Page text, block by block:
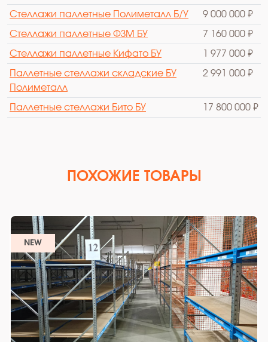
Стеллажи паллетные Полиметалл Б/У 9 000 000 ₽
Стеллажи паллетные ФЗМ БУ 7 160 000 ₽
Стеллажи паллетные Кифато БУ 1 977 000 ₽
Паллетные стеллажи складские БУ
Полиметалл
2 991 000 ₽
Паллетные стеллажи Бито БУ 17 800 000 ₽
ПОХОЖИЕ ТОВАРЫ
NEW